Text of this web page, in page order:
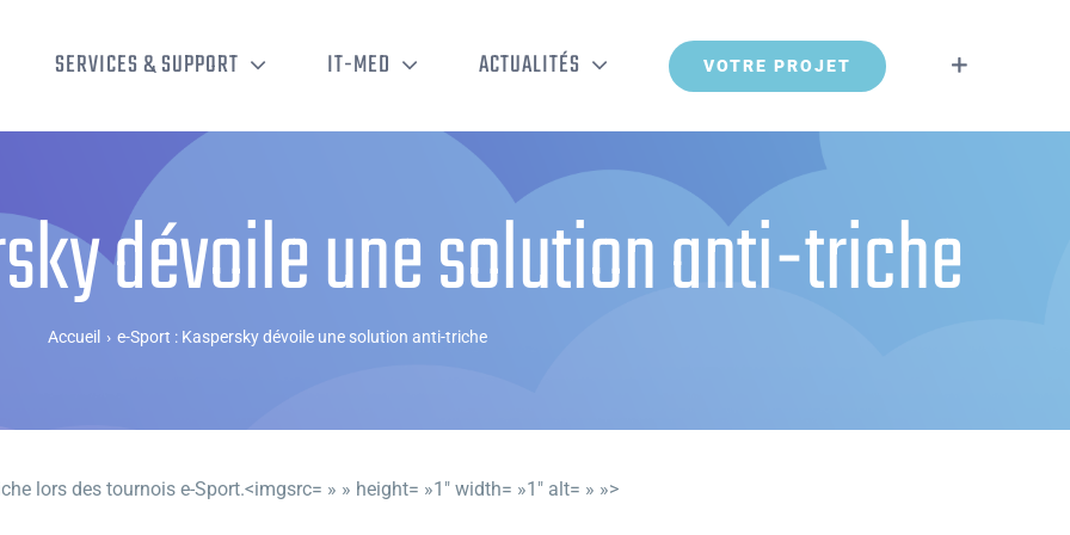
SERVICES & SUPPORT IT-MED ACTUALITÉS VOTRE PROJET
dévoile une solution anti-triche
Accueil › e-Sport : Kaspersky dévoile une solution anti-triche
lors des tournois e-Sport.<imgsrc= » » height= »1″ width= »1″ alt= » »>